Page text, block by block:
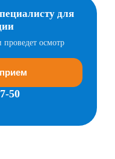
для
осмотр
50